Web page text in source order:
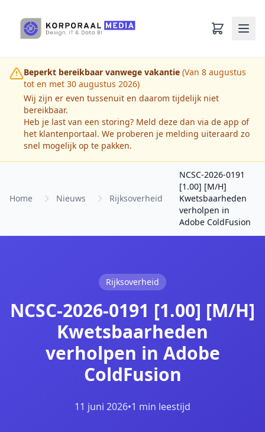
Beperkt bereikbaar vanwege vakantie (Van 8 augustus
tot en met 30 augustus 2026)
Wij zijn er even tussenuit en daarom tijdelijk niet
bereikbaar.
Heb je last van een storing? Meld deze dan via de app of
het klantenportaal. We proberen je melding uiteraard zo
snel mogelijk op te pakken.
Home Nieuws Rijksoverheid
NCSC-2026-0191
[1.00] [M/H]
Kwetsbaarheden
verholpen in
Adobe ColdFusion
Rijksoverheid
NCSC-2026-0191 [1.00] [M/H]
Kwetsbaarheden
verholpen in Adobe
ColdFusion
11 juni 2026•1 min leestijd